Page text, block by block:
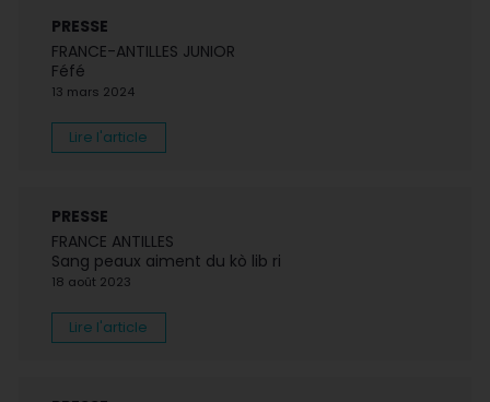
PRESSE
FRANCE-ANTILLES JUNIOR
Féfé
13 mars 2024
Lire l'article
PRESSE
FRANCE ANTILLES
Sang peaux aiment du kò lib ri
18 août 2023
Lire l'article